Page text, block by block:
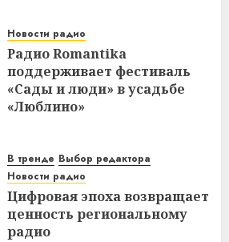
Новости радио
Радио Romantika
поддерживает фестиваль
«Сады и люди» в усадьбе
«Люблино»
В тренде Выбор редактора
Новости радио
Цифровая эпоха возвращает
ценность региональному
радио